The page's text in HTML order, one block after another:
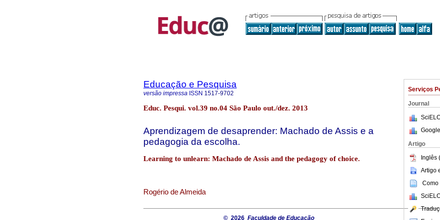
Serviços
Journal
Artigo
Inglês
Artigo
Como
Educação e Pesquisa
versão impressa ISSN 1517-9702
Educ. Pesqui. vol.39 no.04 São Paulo out./dez. 2013
Aprendizagem de desaprender: Machado de Assis e a
pedagogia da escolha.
Learning to unlearn: Machado de Assis and the pedagogy of choice.
Rogério de Almeida
© 2026 Faculdade de Educação